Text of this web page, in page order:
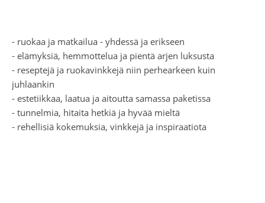
- ruokaa ja matkailua - yhdessä ja erikseen
- elämyksiä, hemmottelua ja pientä arjen luksusta
- reseptejä ja ruokavinkkejä niin perhearkeen kuin
juhlaankin
- estetiikkaa, laatua ja aitoutta samassa paketissa
- tunnelmia, hitaita hetkiä ja hyvää mieltä
- rehellisiä kokemuksia, vinkkejä ja inspiraatiota